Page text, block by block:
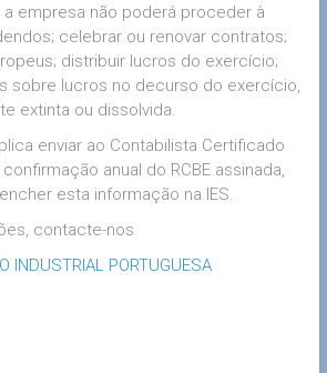
a empresa não poderá proceder à
celebrar ou renovar contratos;
distribuir lucros do exercício;
sobre lucros no decurso do exercício,
extinta ou dissolvida.
enviar ao Contabilista Certificado
anual do RCBE assinada,
esta informação na IES.
contacte-nos.
INDUSTRIAL PORTUGUESA